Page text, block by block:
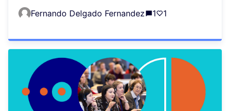
Fernando Delgado Fernandez 1 1